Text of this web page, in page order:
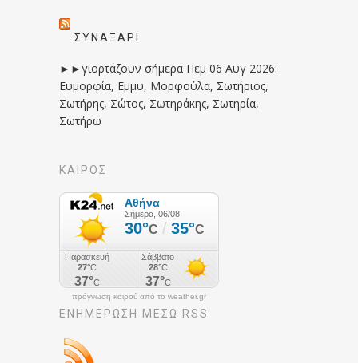
ΣΥΝΑΞΆΡΙ
►►γιορτάζουν σήμερα Πεμ 06 Αυγ 2026:
Ευμορφία, Εμμυ, Μορφούλα, Σωτήριος,
Σωτήρης, Σώτος, Σωτηράκης, Σωτηρία,
Σωτήρω
ΚΑΙΡΟΣ
πρόγνωση καιρού από το weather.gr
ΕΝΗΜΈΡΩΣΉ ΜΕΣΩ RSS